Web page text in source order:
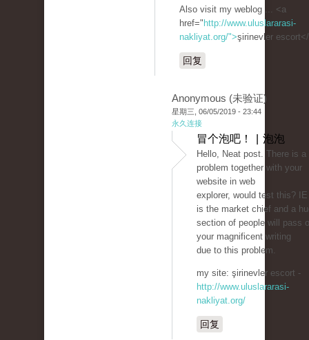
Also visit my weblog ... <a
href=" http://www.uluslararasi-
nakliyat.org/">şirinevler
回复
Anonymous (未验证)
星期三, 06/05/2019 - 23:44
永久连接
冒个泡吧！ | 泡泡
Hello, Neat post. There is a
problem together with your
website in web
explorer, would test this?
is the market chief and a
section of people will pass
your magnificent writing
due to this problem.
my site: şirinevler escort -
http://www.uluslararasi-
nakliyat.org/
回复